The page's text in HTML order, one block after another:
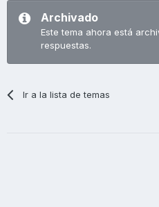
Archivado
Este tema ahora está
respuestas.
Ir a la lista de temas